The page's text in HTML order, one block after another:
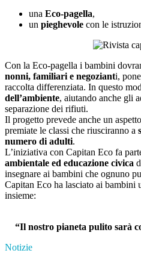
una Eco-pagella,
un pieghevole con le
Con la Eco-pagella i bambini
nonni, familiari e negozianti,
raccolta differenziata. In questo
dell’ambiente, aiutando anche gli
separazione dei rifiuti.
Il progetto prevede anche un
premiate le classi che riusciranno a
numero di adulti.
L’iniziativa con Capitan Eco fa
ambientale ed educazione civica
insegnare ai bambini che ognuno
Capitan Eco ha lasciato ai bambini
insieme:
“Il nostro pianeta pulito sarà
Notizie